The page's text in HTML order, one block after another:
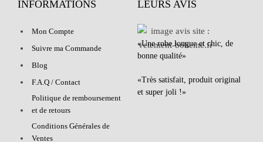
INFORMATIONS
Mon Compte
Suivre ma Commande
Blog
F.A.Q / Contact
Politique de remboursement
et de retours
Conditions Générales de
Ventes
LEURS AVIS
«Une robe longue et chic, de
bonne qualité»
«Très satisfait, produit original
et super joli !»